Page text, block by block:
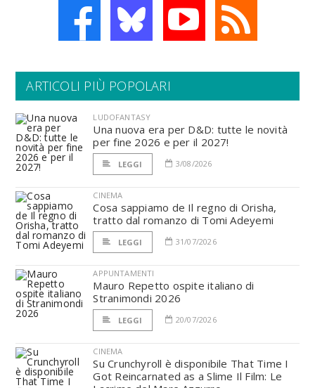
ARTICOLI PIÙ POPOLARI
LUDOFANTASY
Una nuova era per D&D: tutte le novità
per fine 2026 e per il 2027!
LEGGI 3/08/2026
CINEMA
Cosa sappiamo de Il regno di Orisha,
tratto dal romanzo di Tomi Adeyemi
LEGGI 31/07/2026
APPUNTAMENTI
Mauro Repetto ospite italiano di
Stranimondi 2026
LEGGI 20/07/2026
CINEMA
Su Crunchyroll è disponibile That Time I
Got Reincarnated as a Slime Il Film: Le